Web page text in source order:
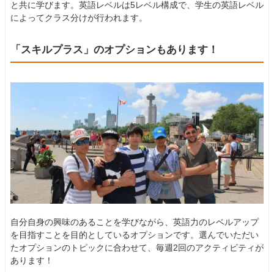
と共に学びます。英語レベルは5レベル構成で、学生の英語レベル
によってクラス分けが行われます。
「スキルプラス」のオプションもあります！
自分自身の興味のあることを学びながら、英語力のレベルアップ
を目指すことを目的としているオプションです。選んでいただい
たオプションのトピックに合わせて、毎週2回のアクティビティが
あります！